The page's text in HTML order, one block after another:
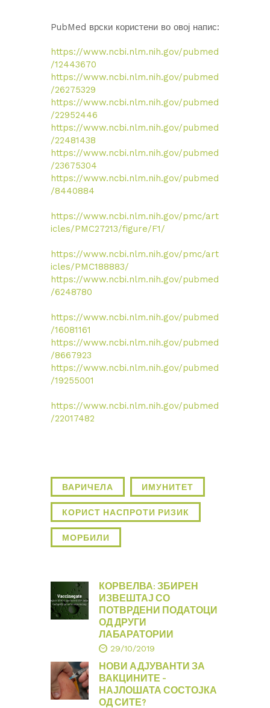
PubMed врски користени во овој напис:
https://www.ncbi.nlm.nih.gov/pubmed
/12443670
https://www.ncbi.nlm.nih.gov/pubmed
/26275329
https://www.ncbi.nlm.nih.gov/pubmed
/22952446
https://www.ncbi.nlm.nih.gov/pubmed
/22481438
https://www.ncbi.nlm.nih.gov/pubmed
/23675304
https://www.ncbi.nlm.nih.gov/pubmed
/8440884
https://www.ncbi.nlm.nih.gov/pmc/art
icles/PMC27213/figure/F1/
https://www.ncbi.nlm.nih.gov/pmc/art
icles/PMC188883/
https://www.ncbi.nlm.nih.gov/pubmed
/6248780
https://www.ncbi.nlm.nih.gov/pubmed
/16081161
https://www.ncbi.nlm.nih.gov/pubmed
/8667923
https://www.ncbi.nlm.nih.gov/pubmed
/19255001
https://www.ncbi.nlm.nih.gov/pubmed
/22017482
ВАРИЧЕЛА ИМУНИТЕТ
КОРИСТ НАСПРОТИ РИЗИК
МОРБИЛИ
КОРВЕЛВА: ЗБИРЕН
ИЗВЕШТАЈ СО
ПОТВРДЕНИ ПОДАТОЦИ
ОД ДРУГИ
ЛАБАРАТОРИИ
29/10/2019
НОВИ АДЈУВАНТИ ЗА
ВАКЦИНИТЕ –
НАЈЛОШАТА СОСТОЈКА
ОД СИТЕ?